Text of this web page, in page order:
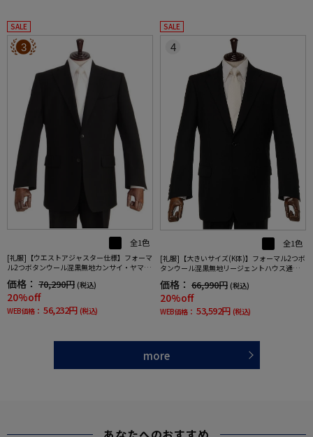
SALE
3
全1色
[礼服]【ウエストアジャスター仕様】フォーマ
ル2つボタンウール混黒無地カンサイ・ヤマモ
ト通年礼服【定番】
価格： 70,290円 (税込)
20%off
WEB価格： 56,232円 (税込)
SALE
4
全1色
[礼服]【大きいサイズ(K体)】フォーマル2つボ
タンウール混黒無地リージェントハウス通年
価格： 66,990円 (税込)
20%off
WEB価格： 53,592円 (税込)
more